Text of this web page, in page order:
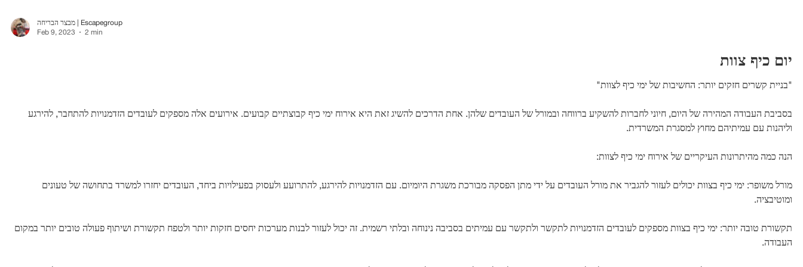
מבצר הבריחה | Escapegroup
Feb 9, 2023
2 min
יום כיף צוות
"בניית קשרים חזקים יותר: החשיבות של ימי כיף לצוות"
בסביבת העבודה המהירה של היום, חיוני לחברות להשקיע ברווחה ובמורל של העובדים שלהן. אחת הדרכים להשיג זאת היא אירוח ימי כיף קבוצתיים קבועים. אירועים אלה מספקים לעובדים הזדמנויות להתחבר, להירגע
וליהנות עם עמיתיהם מחוץ למסגרת המשרדית.
הנה כמה מהיתרונות העיקריים של אירוח ימי כיף לצוות:
מורל משופר: ימי כיף בצוות יכולים לעזור להגביר את מורל העובדים על ידי מתן הפסקה מבורכת משגרת היומיום. עם הזדמנויות להירגע, להתרועע ולעסוק בפעילויות ביחד, העובדים יחזרו למשרד בתחושה של טעונים
ומוטיבציה.
תקשורת טובה יותר: ימי כיף בצוות מספקים לעובדים הזדמנויות לתקשר ולתקשר עם עמיתים בסביבה נינוחה ובלתי רשמית. זה יכול לעזור לבנות מערכות יחסים חזקות יותר ולטפח תקשורת ושיתוף פעולה טובים יותר במקום
העבודה.